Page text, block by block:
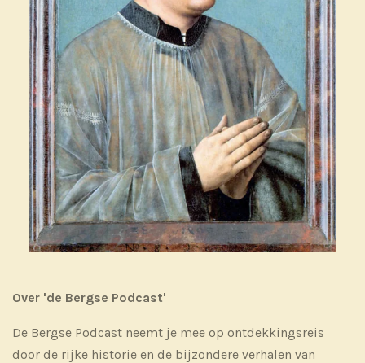
Over 'de Bergse Podcast'
De Bergse Podcast neemt je mee op ontdekkingsreis
door de rijke historie en de bijzondere verhalen van